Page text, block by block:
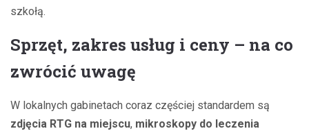
szkołą.
Sprzęt, zakres usług i ceny – na co
zwrócić uwagę
W lokalnych gabinetach coraz częściej standardem są
zdjęcia RTG na miejscu, mikroskopy do leczenia